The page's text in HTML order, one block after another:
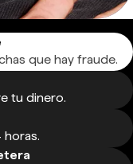
que hay fraude.
tu dinero.